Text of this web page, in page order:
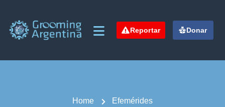
Reportar Donar
Home Efemérides